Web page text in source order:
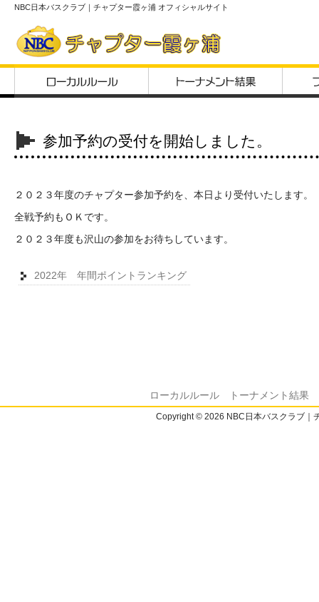
NBC日本バスクラブ｜チャプター霞ヶ浦 オフィシャルサイト
参加予約の受付を開始しました。
２０２３年度のチャプター参加予約を、本日より受付いたします。
全戦予約もＯＫです。
２０２３年度も沢山の参加をお待ちしています。
2022年 年間ポイントランキング
ローカルルール トーナメント結果
Copyright © 2026 NBC日本バスクラブ｜